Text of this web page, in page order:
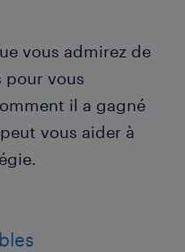
vous admirez de
pour vous
il a gagné
vous aider à